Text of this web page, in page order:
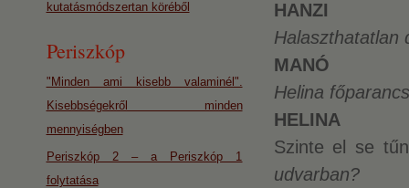
HANZI
Halaszthatatlan
MANÓ
Helina
HELINA
Szinte el se
udvarban?
kutatásmódszertan köréből
Periszkóp
"Minden ami kisebb valaminél".
Kisebbségekről minden
mennyiségben
Periszkóp 2 – a Periszkóp 1
folytatása